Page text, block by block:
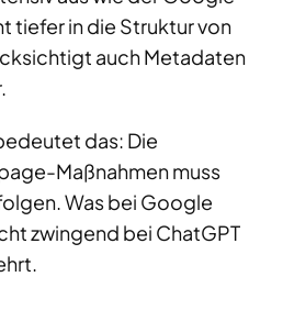
tiefer in die Struktur von
auch Metadaten
das: Die
Maßnahmen muss
Was bei Google
zwingend bei ChatGPT